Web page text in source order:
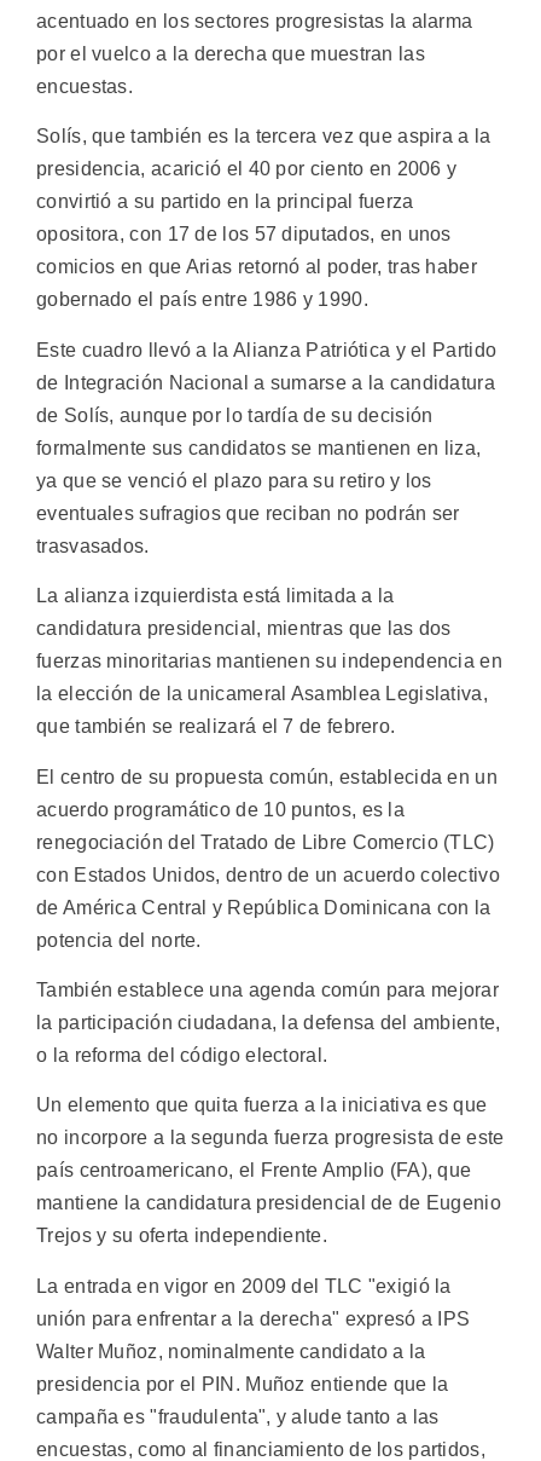
acentuado en los sectores progresistas la alarma
por el vuelco a la derecha que muestran las
encuestas.
Solís, que también es la tercera vez que aspira a la
presidencia, acarició el 40 por ciento en 2006 y
convirtió a su partido en la principal fuerza
opositora, con 17 de los 57 diputados, en unos
comicios en que Arias retornó al poder, tras haber
gobernado el país entre 1986 y 1990.
Este cuadro llevó a la Alianza Patriótica y el Partido
de Integración Nacional a sumarse a la candidatura
de Solís, aunque por lo tardía de su decisión
formalmente sus candidatos se mantienen en liza,
ya que se venció el plazo para su retiro y los
eventuales sufragios que reciban no podrán ser
trasvasados.
La alianza izquierdista está limitada a la
candidatura presidencial, mientras que las dos
fuerzas minoritarias mantienen su independencia en
la elección de la unicameral Asamblea Legislativa,
que también se realizará el 7 de febrero.
El centro de su propuesta común, establecida en un
acuerdo programático de 10 puntos, es la
renegociación del Tratado de Libre Comercio (TLC)
con Estados Unidos, dentro de un acuerdo colectivo
de América Central y República Dominicana con la
potencia del norte.
También establece una agenda común para mejorar
la participación ciudadana, la defensa del ambiente,
o la reforma del código electoral.
Un elemento que quita fuerza a la iniciativa es que
no incorpore a la segunda fuerza progresista de este
país centroamericano, el Frente Amplio (FA), que
mantiene la candidatura presidencial de de Eugenio
Trejos y su oferta independiente.
La entrada en vigor en 2009 del TLC "exigió la
unión para enfrentar a la derecha" expresó a IPS
Walter Muñoz, nominalmente candidato a la
presidencia por el PIN. Muñoz entiende que la
campaña es "fraudulenta", y alude tanto a las
encuestas, como al financiamiento de los partidos,